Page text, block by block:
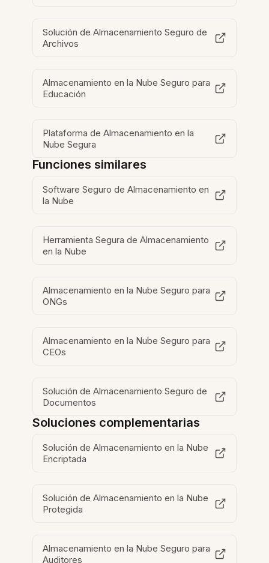
Solución de Almacenamiento Seguro de
Archivos
Almacenamiento en la Nube Seguro para
Educación
Plataforma de Almacenamiento en la
Nube Segura
Funciones similares
Software Seguro de Almacenamiento en
la Nube
Herramienta Segura de Almacenamiento
en la Nube
Almacenamiento en la Nube Seguro para
ONGs
Almacenamiento en la Nube Seguro para
CEOs
Solución de Almacenamiento Seguro de
Documentos
Soluciones complementarias
Solución de Almacenamiento en la Nube
Encriptada
Solución de Almacenamiento en la Nube
Protegida
Almacenamiento en la Nube Seguro para
Auditores